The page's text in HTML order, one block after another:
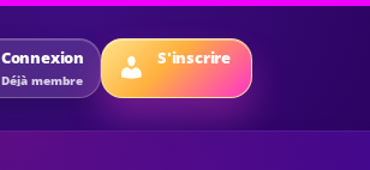
Connexion
Déjà membre
S'inscrire